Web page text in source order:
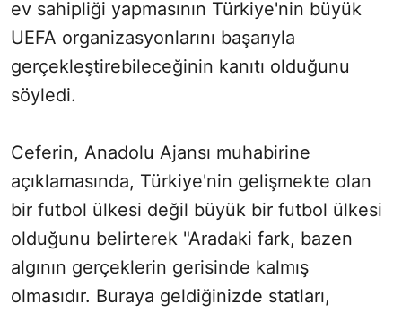
ev sahipliği yapmasının Türkiye'nin büyük
UEFA organizasyonlarını başarıyla
gerçekleştirebileceğinin kanıtı olduğunu
söyledi.
Ceferin, Anadolu Ajansı muhabirine
açıklamasında, Türkiye'nin gelişmekte olan
bir futbol ülkesi değil büyük bir futbol ülkesi
olduğunu belirterek "Aradaki fark, bazen
algının gerçeklerin gerisinde kalmış
olmasıdır. Buraya geldiğinizde statları,